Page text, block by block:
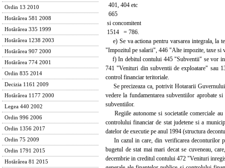
Ordin 13 2010
Hotărârea 581 2008
Hotărârea 335 1999
Hotărârea 1238 2003
Hotărârea 907 2000
Hotărârea 774 2001
Ordin 835 2014
Decizia 1161 2009
Hotărârea 1177 2000
Legea 440 2002
Ordin 996 2006
Ordin 1356 2017
Ordin 75 2009
Ordin 1791 2015
Hotărârea 81 2015
401, 404 etc
665
si concomitent
1514 = 786.
e) Se va actiona pentru varsarea integrala, la
"Impozitul pe salarii", 446 "Alte impozite, taxe si
f) In debitul contului 445 "Subventii" se vor
741 "Venituri din subventii de exploatare" sau
control financiar teritoriale.
Se precizeaza ca, potrivit Hotararii
vedere la fundamentarea subventiilor aprobate
subventiilor.
Regiile autonome si societatile comerciale au
controlului financiar de stat judetene si a
datelor de executie pe anul 1994 (structura
In cazul in care, din verificarea deconturilor
bugetul de stat mai mari decat se cuveneau,
decembrie in creditul contului 472 "Venituri